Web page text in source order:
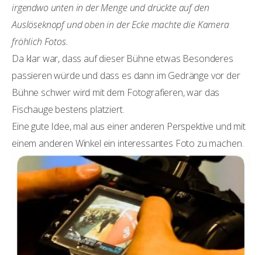
irgendwo unten in der Menge und drückte auf den
Auslöseknopf und oben in der Ecke machte die Kamera
fröhlich Fotos.
Da klar war, dass auf dieser Bühne etwas Besonderes
passieren würde und dass es dann im Gedränge vor der
Bühne schwer wird mit dem Fotografieren, war das
Fischauge bestens platziert.
Eine gute Idee, mal aus einer anderen Perspektive und mit
einem anderen Winkel ein interessantes Foto zu machen.